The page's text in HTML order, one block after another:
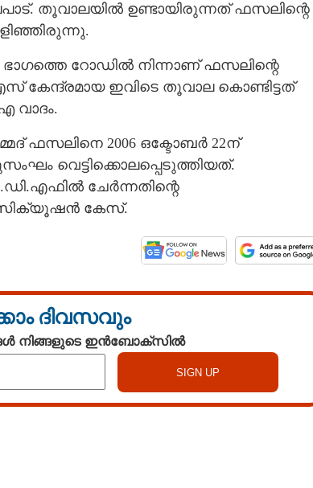
തൂവാലയിൽ ഉണ്ടായിരുന്നത് ഫസലിന്റെ
റോഡിൽ നിന്നാണ് ഫസലിന്റെ
ഇവിടെ തൂവാല കൊണ്ടിട്ടത്
വാദം.
ഫസലിനെ 2006 ഒക്ടോബർ 22ന്
വെട്ടിക്കൊലപ്പെടുത്തിയത്.
ചേർന്നതിന്റെ
കേസ്.
ദിവസവും
നിങ്ങളുടെ ഇൻബോക്സിൽ